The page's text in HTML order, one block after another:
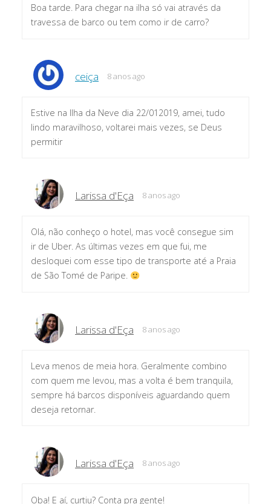
Boa tarde. Para chegar na ilha só vai através da
travessa de barco ou tem como ir de carro?
ceiça 8 anos ago
Estive na Ilha da Neve dia 22/012019, amei, tudo
lindo maravilhoso, voltarei mais vezes, se Deus
permitir
Larissa d'Eça 8 anos ago
Olá, não conheço o hotel, mas você consegue sim
ir de Uber. As últimas vezes em que fui, me
desloquei com esse tipo de transporte até a Praia
de São Tomé de Paripe.
Larissa d'Eça 8 anos ago
Leva menos de meia hora. Geralmente combino
com quem me levou, mas a volta é bem tranquila,
sempre há barcos disponíveis aguardando quem
deseja retornar.
Larissa d'Eça 8 anos ago
Oba! E aí, curtiu? Conta pra gente!